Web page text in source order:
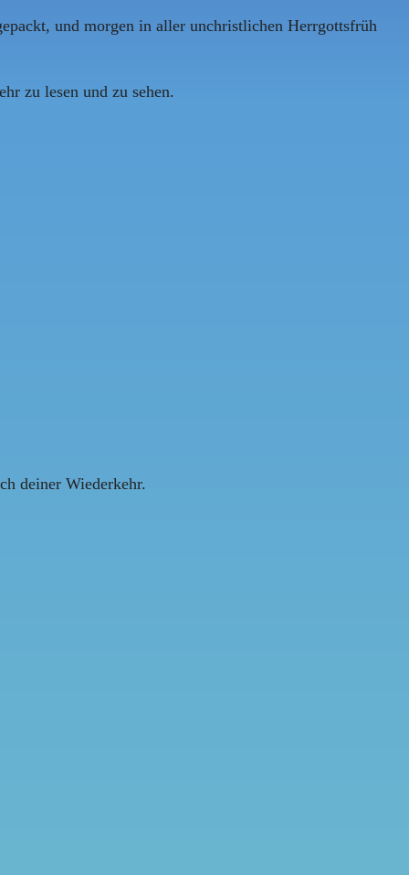
und morgen in aller unchristlichen Herrgottsfrüh
zu lesen und zu sehen.
deiner Wiederkehr.